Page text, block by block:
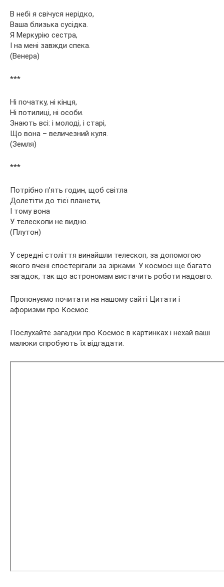
В небі я свічуся нерідко,
Ваша близька сусідка.
Я Меркурію сестра,
І на мені завжди спека.
(Венера)
***
Ні початку, ні кінця,
Ні потилиці, ні особи.
Знають всі: і молоді, і старі,
Що вона – величезний куля.
(Земля)
***
Потрібно п’ять годин, щоб світла
Долетіти до тієї планети,
І тому вона
У телескопи не видно.
(Плутон)
У середні століття винайшли телескоп, за допомогою
якого вчені спостерігали за зірками. У космосі ще багато
загадок, так що астрономам вистачить роботи надовго.
Пропонуємо почитати на нашому сайті Цитати і
афоризми про Космос.
Послухайте загадки про Космос в картинках і нехай ваші
малюки спробують їх відгадати.